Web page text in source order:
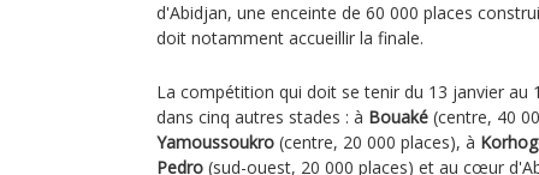
d'Abidjan, une enceinte de 60 000 places
doit notamment accueillir la finale.
La compétition qui doit se tenir du 13 janvier au
dans cinq autres stades : à Bouaké (centre, 40
Yamoussoukro (centre, 20 000 places), à
Pedro (sud-ouest, 20 000 places) et au cœur